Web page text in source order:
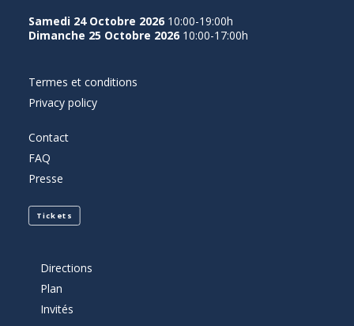
Samedi 24 Octobre 2026 10:00-19:00h
Dimanche 25 Octobre 2026 10:00-17:00h
Termes et conditions
Privacy policy
Contact
FAQ
Presse
Tickets
Directions
Plan
Invités